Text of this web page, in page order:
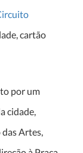
cartão
por um
cidade,
Artes,